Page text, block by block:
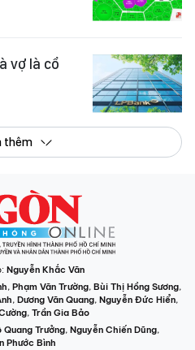
vợ là cổ
thêm
Nguyễn Khắc Văn
, Phạm Văn Trường, Bùi Thị Hồng Sương,
, Dương Văn Quang, Nguyễn Đức Hiển,
, Trần Gia Bảo
Quang Trưởng, Nguyễn Chiến Dũng,
Phước Bình